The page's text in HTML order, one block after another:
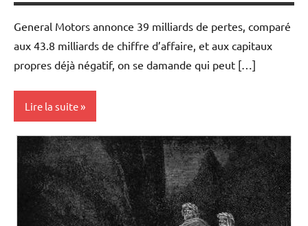
General Motors annonce 39 milliards de pertes, comparé
aux 43.8 milliards de chiffre d’affaire, et aux capitaux
propres déjà négatif, on se damande qui peut […]
Lire la suite
Economie
Immobilier